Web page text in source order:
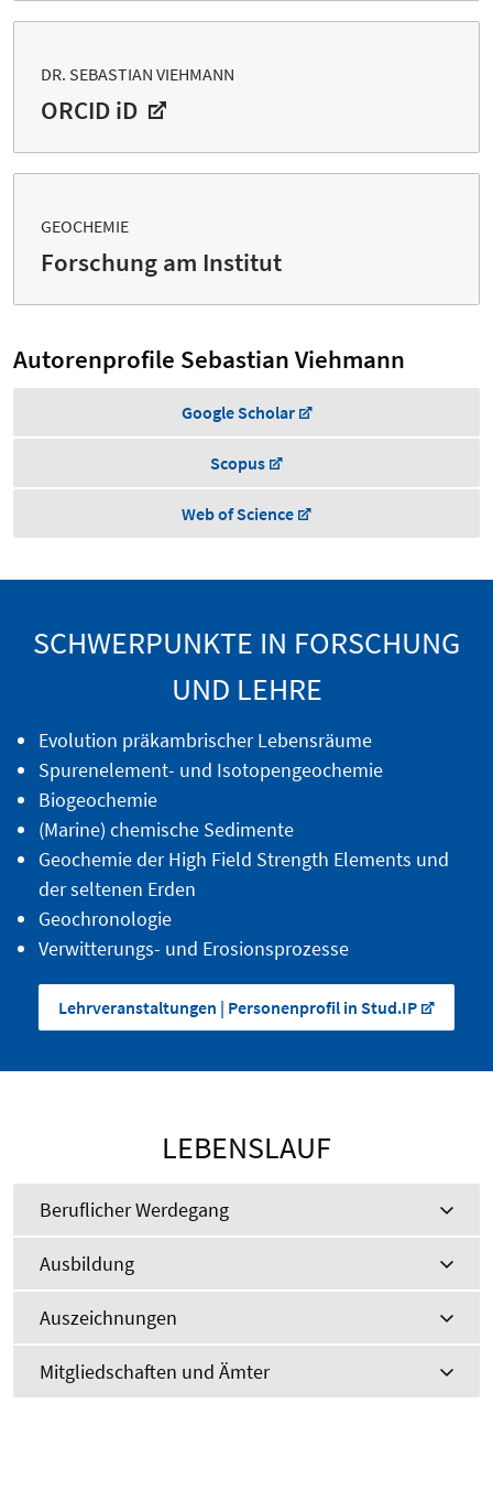
DR. SEBASTIAN VIEHMANN
ORCID iD
GEOCHEMIE
Forschung am Institut
Autorenprofile Sebastian Viehmann
Google Scholar
Scopus
Web of Science
SCHWERPUNKTE IN FORSCHUNG
UND LEHRE
Evolution präkambrischer Lebensräume
Spurenelement- und Isotopengeochemie
Biogeochemie
(Marine) chemische Sedimente
Geochemie der High Field Strength Elements und
der seltenen Erden
Geochronologie
Verwitterungs- und Erosionsprozesse
Lehrveranstaltungen | Personenprofil in Stud.IP
LEBENSLAUF
Beruflicher Werdegang
Ausbildung
Auszeichnungen
Mitgliedschaften und Ämter